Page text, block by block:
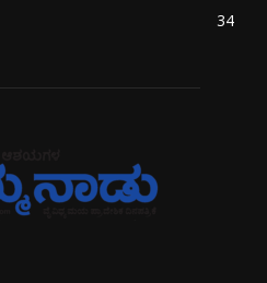
34